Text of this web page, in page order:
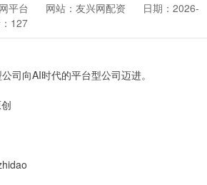
平台 网站：友兴网配资
日期：2026-
127
向AI时代的平台型公司迈进。